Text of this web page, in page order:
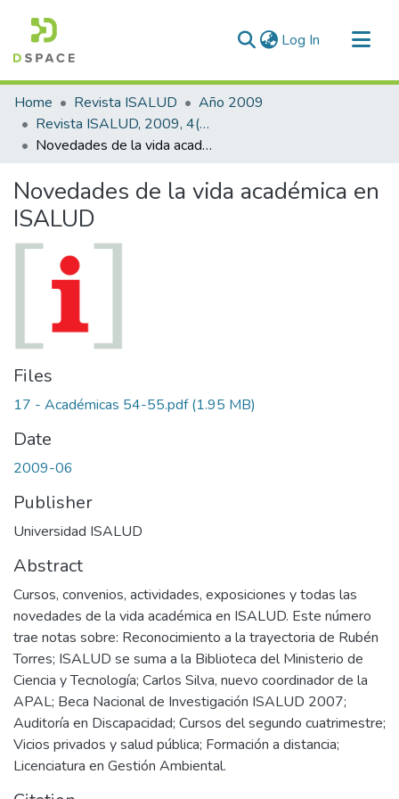
Log In (current)
Communities & Collections
All of DSpace
Statistics
Home Revista ISALUD
Año 2009
Revista ISALUD, 2009, 4(17)
Novedades de la vida académica en ISALUD
Novedades de la vida académica en
ISALUD
Files
17 - Académicas 54-55.pdf(1.95 MB)
Date
2009-06
Publisher
Universidad ISALUD
Abstract
Cursos, convenios, actividades, exposiciones y todas las
novedades de la vida académica en ISALUD. Este número
trae notas sobre: Reconocimiento a la trayectoria de Rubén
Torres; ISALUD se suma a la Biblioteca del Ministerio de
Ciencia y Tecnología; Carlos Silva, nuevo coordinador de la
APAL; Beca Nacional de Investigación ISALUD 2007;
Auditoría en Discapacidad; Cursos del segundo cuatrimestre;
Vicios privados y salud pública; Formación a distancia;
Licenciatura en Gestión Ambiental.